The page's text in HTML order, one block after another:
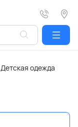
Детская одежда